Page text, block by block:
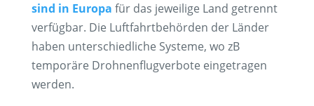
sind in Europa für das jeweilige Land getrennt
verfügbar. Die Luftfahrtbehörden der Länder
haben unterschiedliche Systeme, wo zB
temporäre Drohnenflugverbote eingetragen
werden.